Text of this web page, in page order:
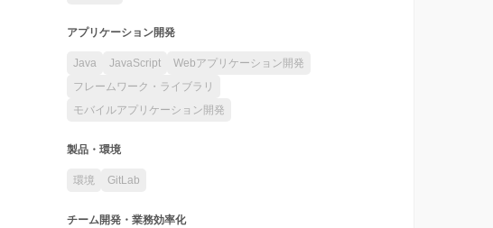
アプリケーション開発
Java JavaScript
Webアプリケーション開発
フレームワーク・ライブラリ
モバイルアプリケーション開発
製品・環境
環境 GitLab
チーム開発・業務効率化